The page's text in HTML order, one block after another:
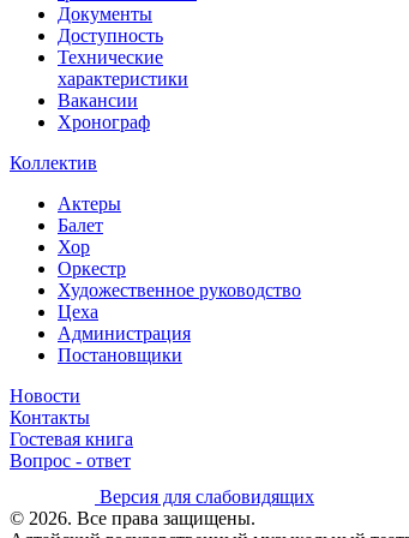
Документы
Доступность
Технические
характеристики
Вакансии
Хронограф
Коллектив
Актеры
Балет
Хор
Оркестр
Художественное руководство
Цеха
Администрация
Постановщики
Новости
Контакты
Гостевая книга
Вопрос - ответ
Версия для слабовидящих
© 2026. Все права защищены.